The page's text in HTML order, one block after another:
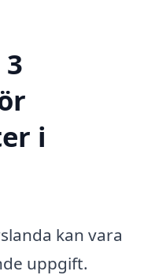
i
kan vara
uppgift.